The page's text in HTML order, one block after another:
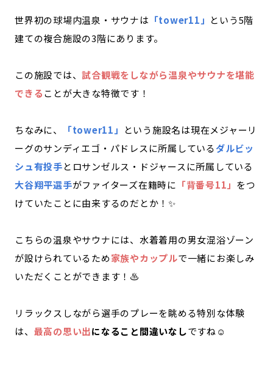
世界初の球場内温泉・サウナは 「tower11」 という5階
建ての複合施設の3階にあります。
この施設では、試合観戦をしながら温泉やサウナを堪能
できることが大きな特徴です！
ちなみに、 「tower11」
という施設名は現在メジャーリ
ーグのサンディエゴ・パドレスに所属しているダルビッ
シュ有投手とロサンゼルス・ドジャースに所属している
大谷翔平選手がファイターズ在籍時に 「背番号11」 をつ
けていたことに由来するのだとか！✨
こちらの温泉やサウナには、水着着用の男女混浴ゾーン
が設けられているため家族やカップルで一緒にお楽しみ
いただくことができます！♨️
リラックスしながら選手のプレーを眺める特別な体験
は、 最高の思い出になること間違いなしですね☺️